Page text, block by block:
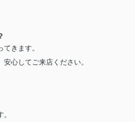
きます。
心してご来店ください。